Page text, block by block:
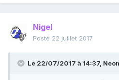
Nigel
Posté 22 juillet 2017
Le 22/07/2017 à 14:37,